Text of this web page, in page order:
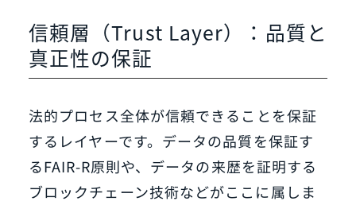
信頼層（Trust Layer）：品質と
真正性の保証
法的プロセス全体が信頼できることを保証
するレイヤーです。データの品質を保証す
るFAIR-R原則や、データの来歴を証明する
ブロックチェーン技術などがここに属しま